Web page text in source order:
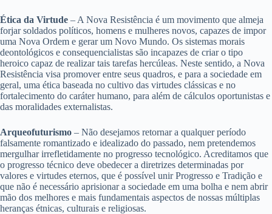
Ética da Virtude – A Nova Resistência é um movimento que almeja
forjar soldados políticos, homens e mulheres novos, capazes de impor
uma Nova Ordem e gerar um Novo Mundo. Os sistemas morais
deontológicos e consequencialistas são incapazes de criar o tipo
heroico capaz de realizar tais tarefas hercúleas. Neste sentido, a Nova
Resistência visa promover entre seus quadros, e para a sociedade em
geral, uma ética baseada no cultivo das virtudes clássicas e no
fortalecimento do caráter humano, para além de cálculos oportunistas e
das moralidades externalistas.
Arqueofuturismo – Não desejamos retornar a qualquer período
falsamente romantizado e idealizado do passado, nem pretendemos
mergulhar irrefletidamente no progresso tecnológico. Acreditamos que
o progresso técnico deve obedecer a diretrizes determinadas por
valores e virtudes eternos, que é possível unir Progresso e Tradição e
que não é necessário aprisionar a sociedade em uma bolha e nem abrir
mão dos melhores e mais fundamentais aspectos de nossas múltiplas
heranças étnicas, culturais e religiosas.